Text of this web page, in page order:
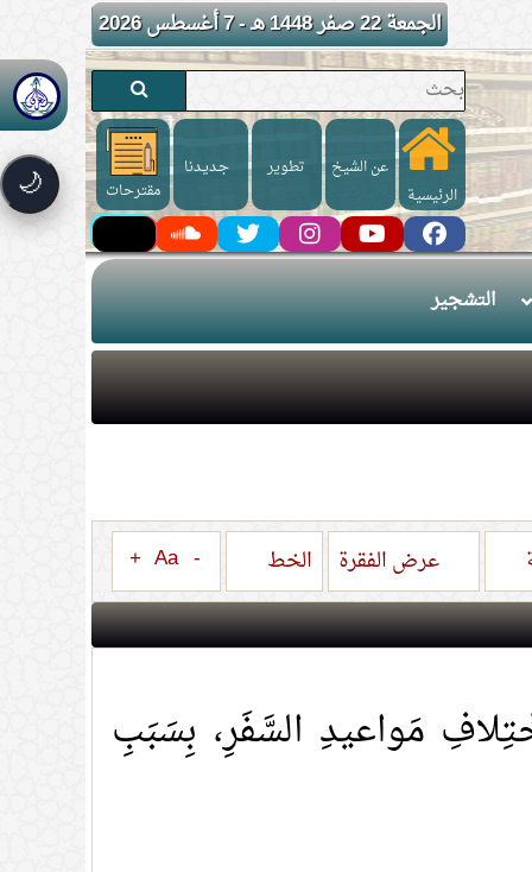
الجمعة 22 صفر 1448 هـ - 7 أغسطس 2026
🌙 الرئيسية
عن الشيخ تطوير
جـديـدنا
مقترحات
التشجير
عرض الفقرة الخط -
Aa
+
مَواعيدِ السَّفَرِ، بِسَبَبِ